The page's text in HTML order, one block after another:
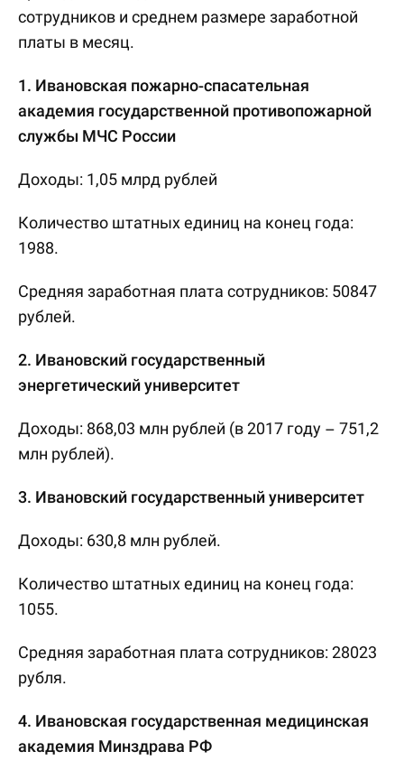
сотрудников и среднем размере заработной
платы в месяц.
1. Ивановская пожарно-спасательная
академия государственной противопожарной
службы МЧС России
Доходы: 1,05 млрд рублей
Количество штатных единиц на конец года:
1988.
Средняя заработная плата сотрудников: 50847
рублей.
2. Ивановский государственный
энергетический университет
Доходы: 868,03 млн рублей (в 2017 году – 751,2
млн рублей).
3. Ивановский государственный университет
Доходы: 630,8 млн рублей.
Количество штатных единиц на конец года:
1055.
Средняя заработная плата сотрудников: 28023
рубля.
4. Ивановская государственная медицинская
академия Минздрава РФ